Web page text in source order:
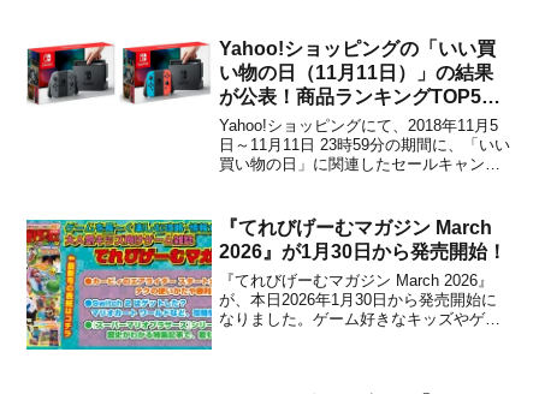
つの森』篇『スプラトゥーン3』1＆2篇
『あつまれ どうぶつの...
Yahoo!ショッピングの「いい買
い物の日（11月11日）」の結果
が公表！商品ランキングTOP5で
Switchが2位にランクイン！
Yahoo!ショッピングにて、2018年11月5
日～11月11日 23時59分の期間に、「いい
買い物の日」に関連したセールキャンペ
ントが5倍になるなど各種の特典が用意さ
れて賑わいを見せました。さらに、「い
い買...
『てれびげーむマガジン March
2026』が1月30日から発売開始！
『てれびげーむマガジン March 2026』
が、本日2026年1月30日から発売開始に
なりました。ゲーム好きなキッズやゲー